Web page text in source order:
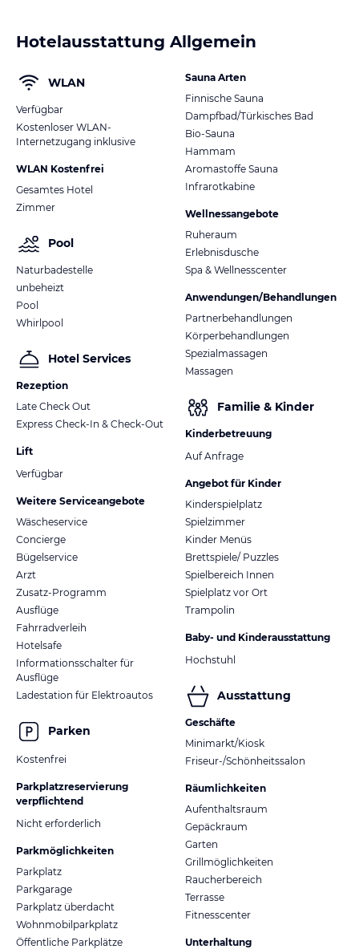
Hotelausstattung Allgemein
WLAN
Verfügbar
Kostenloser WLAN-
Internetzugang inklusive
WLAN Kostenfrei
Gesamtes Hotel
Zimmer
Pool
Naturbadestelle
unbeheizt
Pool
Whirlpool
Hotel Services
Rezeption
Late Check Out
Express Check-In & Check-Out
Lift
Verfügbar
Weitere Serviceangebote
Wäscheservice
Concierge
Bügelservice
Arzt
Zusatz-Programm
Ausflüge
Fahrradverleih
Hotelsafe
Informationsschalter für
Ausflüge
Ladestation für Elektroautos
Parken
Kostenfrei
Parkplatzreservierung
verpflichtend
Nicht erforderlich
Parkmöglichkeiten
Parkplatz
Parkgarage
Parkplatz überdacht
Wohnmobilparkplatz
Öffentliche Parkplätze
Sauna Arten
Finnische Sauna
Dampfbad/Türkisches Bad
Bio-Sauna
Hammam
Aromastoffe Sauna
Infrarotkabine
Wellnessangebote
Ruheraum
Erlebnisdusche
Spa & Wellnesscenter
Anwendungen/Behandlungen
Partnerbehandlungen
Körperbehandlungen
Spezialmassagen
Massagen
Familie & Kinder
Kinderbetreuung
Auf Anfrage
Angebot für Kinder
Kinderspielplatz
Spielzimmer
Kinder Menüs
Brettspiele/ Puzzles
Spielbereich Innen
Spielplatz vor Ort
Trampolin
Baby- und Kinderausstattung
Hochstuhl
Ausstattung
Geschäfte
Minimarkt/Kiosk
Friseur-/Schönheitssalon
Räumlichkeiten
Aufenthaltsraum
Gepäckraum
Garten
Grillmöglichkeiten
Raucherbereich
Terrasse
Fitnesscenter
Unterhaltung